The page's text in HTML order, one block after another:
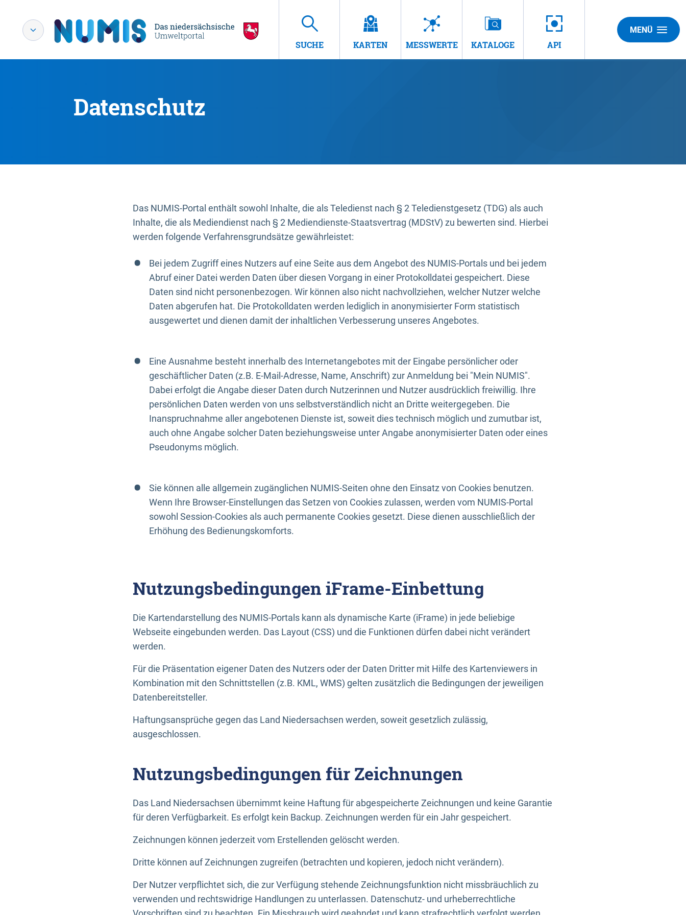
SUCHE KARTEN MESSWERTE KATALOGE API
MENÜ
Datenschutz
Das NUMIS-Portal enthält sowohl Inhalte, die als Teledienst nach § 2 Teledienstgesetz (TDG) als auch
Inhalte, die als Mediendienst nach § 2 Mediendienste-Staatsvertrag (MDStV) zu bewerten sind. Hierbei
werden folgende Verfahrensgrundsätze gewährleistet:
Bei jedem Zugriff eines Nutzers auf eine Seite aus dem Angebot des NUMIS-Portals und bei jedem
Abruf einer Datei werden Daten über diesen Vorgang in einer Protokolldatei gespeichert. Diese
Daten sind nicht personenbezogen. Wir können also nicht nachvollziehen, welcher Nutzer welche
Daten abgerufen hat. Die Protokolldaten werden lediglich in anonymisierter Form statistisch
ausgewertet und dienen damit der inhaltlichen Verbesserung unseres Angebotes.
Eine Ausnahme besteht innerhalb des Internetangebotes mit der Eingabe persönlicher oder
geschäftlicher Daten (z.B. E-Mail-Adresse, Name, Anschrift) zur Anmeldung bei "Mein NUMIS".
Dabei erfolgt die Angabe dieser Daten durch Nutzerinnen und Nutzer ausdrücklich freiwillig. Ihre
persönlichen Daten werden von uns selbstverständlich nicht an Dritte weitergegeben. Die
Inanspruchnahme aller angebotenen Dienste ist, soweit dies technisch möglich und zumutbar ist,
auch ohne Angabe solcher Daten beziehungsweise unter Angabe anonymisierter Daten oder eines
Pseudonyms möglich.
Sie können alle allgemein zugänglichen NUMIS-Seiten ohne den Einsatz von Cookies benutzen.
Wenn Ihre Browser-Einstellungen das Setzen von Cookies zulassen, werden vom NUMIS-Portal
sowohl Session-Cookies als auch permanente Cookies gesetzt. Diese dienen ausschließlich der
Erhöhung des Bedienungskomforts.
Nutzungsbedingungen iFrame-Einbettung
Die Kartendarstellung des NUMIS-Portals kann als dynamische Karte (iFrame) in jede beliebige
Webseite eingebunden werden. Das Layout (CSS) und die Funktionen dürfen dabei nicht verändert
werden.
Für die Präsentation eigener Daten des Nutzers oder der Daten Dritter mit Hilfe des Kartenviewers in
Kombination mit den Schnittstellen (z.B. KML, WMS) gelten zusätzlich die Bedingungen der jeweiligen
Datenbereitsteller.
Haftungsansprüche gegen das Land Niedersachsen werden, soweit gesetzlich zulässig,
ausgeschlossen.
Nutzungsbedingungen für Zeichnungen
Das Land Niedersachsen übernimmt keine Haftung für abgespeicherte Zeichnungen und keine Garantie
für deren Verfügbarkeit. Es erfolgt kein Backup. Zeichnungen werden für ein Jahr gespeichert.
Zeichnungen können jederzeit vom Erstellenden gelöscht werden.
Dritte können auf Zeichnungen zugreifen (betrachten und kopieren, jedoch nicht verändern).
Der Nutzer verpflichtet sich, die zur Verfügung stehende Zeichnungsfunktion nicht missbräuchlich zu
verwenden und rechtswidrige Handlungen zu unterlassen. Datenschutz- und urheberrechtliche